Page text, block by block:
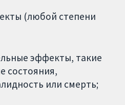
(любой степени
эффекты, такие
состояния,
или смерть;